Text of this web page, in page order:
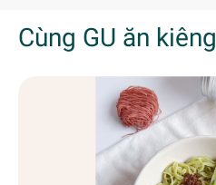
Cùng GU ăn kiêng